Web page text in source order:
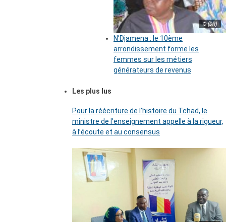
© (DR)
N’Djamena : le 10ème
arrondissement forme les
femmes sur les métiers
générateurs de revenus
Les plus lus
Pour la réécriture de l’histoire du Tchad, le
ministre de l’enseignement appelle à la rigueur,
à l’écoute et au consensus